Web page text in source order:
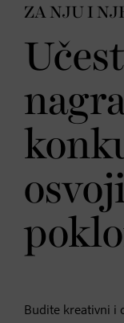
ZA NJU I
Budite kreativni i